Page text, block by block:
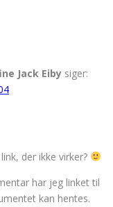
Jack Eiby siger:
der ikke virker?
har jeg linket til
kan hentes.